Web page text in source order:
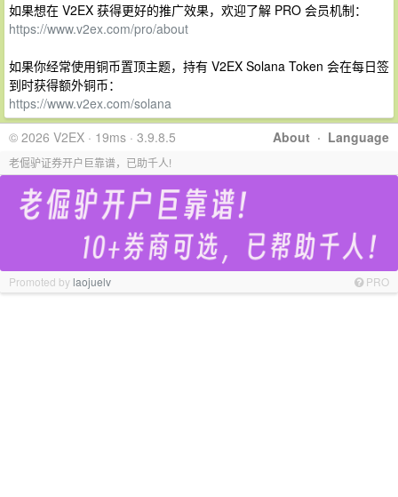
如果想在 V2EX 获得更好的推广效果，欢迎了解 PRO 会员机制：
https://www.v2ex.com/pro/about
如果你经常使用铜币置顶主题，持有 V2EX Solana Token 会在每日签
到时获得额外铜币：
https://www.v2ex.com/solana
About · Language
© 2026 V2EX · 19ms · 3.9.8.5
老倔驴证券开户巨靠谱，已助千人!
Promoted bylaojuelv PRO